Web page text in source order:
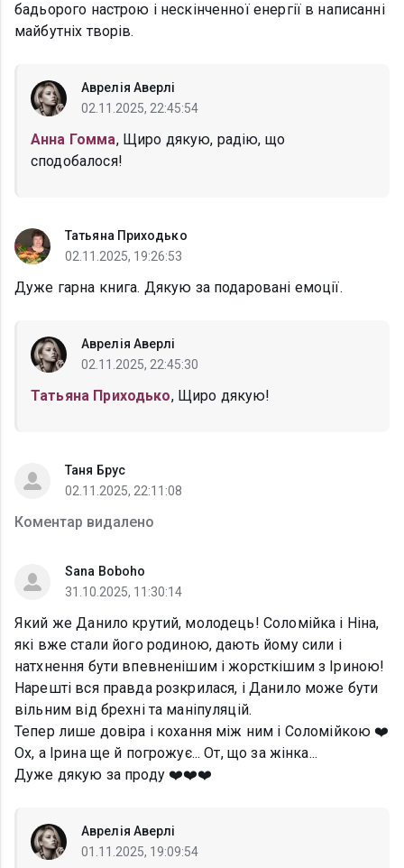
бадьорого настрою і нескінченної енергії в написанні
майбутніх творів.
Аврелія Аверлі
02.11.2025, 22:45:54
Анна Гомма, Щиро дякую, радію, що
сподобалося!
Татьяна Приходько
02.11.2025, 19:26:53
Дуже гарна книга. Дякую за подаровані емоції.
Аврелія Аверлі
02.11.2025, 22:45:30
Татьяна Приходько, Щиро дякую!
Таня Брус
02.11.2025, 22:11:08
Коментар видалено
Sana Boboho
31.10.2025, 11:30:14
Який же Данило крутий, молодець! Соломійка і Ніна,
які вже стали його родиною, дають йому сили і
натхнення бути впевненішим і жорсткішим з Іриною!
Нарешті вся правда розкрилася, і Данило може бути
вільним від брехні та маніпуляцій.
Тепер лише довіра і кохання між ним і Соломійкою ❤️
Ох, а Ірина ще й погрожує... От, що за жінка...
Дуже дякую за проду ❤️❤️❤️
Аврелія Аверлі
01.11.2025, 19:09:54